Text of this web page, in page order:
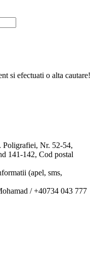
si efectuati o alta cautare!
Poligrafiei, Nr. 52-54,
141-142, Cod postal
(apel, sms,
/ +40734 043 777